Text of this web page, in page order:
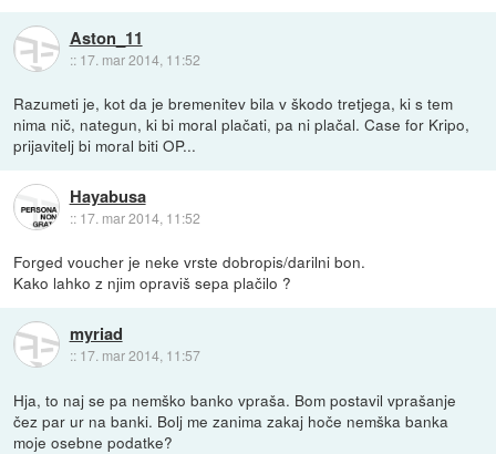
Aston_11
:: 17. mar 2014, 11:52
Razumeti je, kot da je bremenitev bila v škodo tretjega, ki s tem
nima nič, nategun, ki bi moral plačati, pa ni plačal. Case for Kripo,
prijavitelj bi moral biti OP...
Hayabusa
:: 17. mar 2014, 11:52
Forged voucher je neke vrste dobropis/darilni bon.
Kako lahko z njim opraviš sepa plačilo ?
myriad
:: 17. mar 2014, 11:57
Hja, to naj se pa nemško banko vpraša. Bom postavil vprašanje
čez par ur na banki. Bolj me zanima zakaj hoče nemška banka
moje osebne podatke?